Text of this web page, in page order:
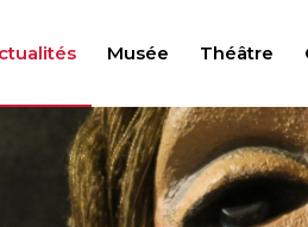
Musée Théâtre